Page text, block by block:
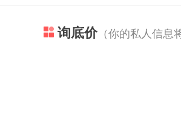
询底价（你的私人信息